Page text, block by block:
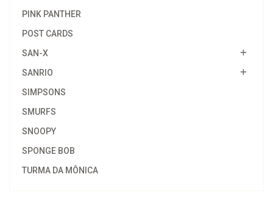
PINK PANTHER
POST CARDS
SAN-X
SANRIO
SIMPSONS
SMURFS
SNOOPY
SPONGE BOB
TURMA DA MÔNICA